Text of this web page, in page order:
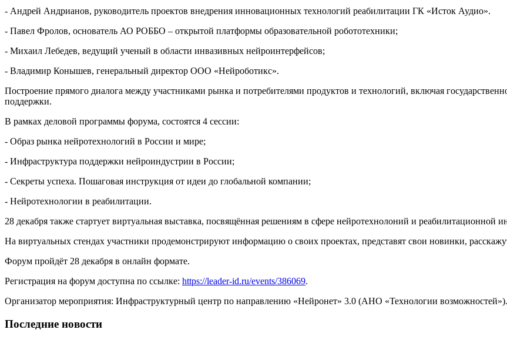
- Андрей Андрианов, руководитель проектов внедрения инновационных технологий реабилитации ГК «Исток Аудио».
- Павел Фролов, основатель АО РОББО – открытой платформы образовательной робототехники;
- Михаил Лебедев, ведущий ученый в области инвазивных нейроинтерфейсов;
- Владимир Конышев, генеральный директор ООО «Нейроботикс».
Построение прямого диалога между участниками рынка и потребителями продуктов и технологий, включая
поддержки.
В рамках деловой программы форума, состоятся 4 сессии:
- Образ рынка нейротехнологий в России и мире;
- Инфраструктура поддержки нейроиндустрии в России;
- Секреты успеха. Пошаговая инструкция от идеи до глобальной компании;
- Нейротехнологии в реабилитации.
28 декабря также стартует виртуальная выставка, посвящённая решениям в сфере нейротехнолоний и реабилитационной
На виртуальных стендах участники продемонстрируют информацию о своих проектах, представят свои новинки,
Форум пройдёт 28 декабря в онлайн формате.
Регистрация на форум доступна по ссылке: https://leader-id.ru/events/386069.
Организатор мероприятия: Инфраструктурный центр по направлению «Нейронет» 3.0 (АНО «Технологии возможностей»).
Последние новости